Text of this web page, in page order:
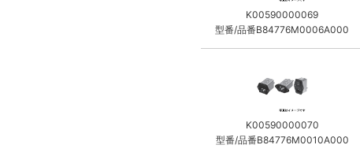
K00590000069
型番/品番B84776M0006A000
K00590000070
型番/品番B84776M0010A000